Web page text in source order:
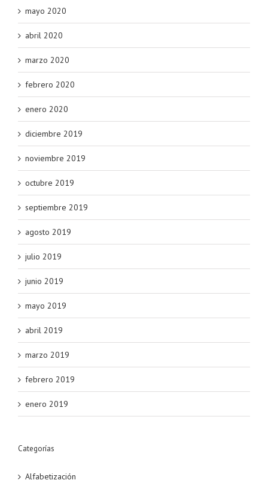
mayo 2020
abril 2020
marzo 2020
febrero 2020
enero 2020
diciembre 2019
noviembre 2019
octubre 2019
septiembre 2019
agosto 2019
julio 2019
junio 2019
mayo 2019
abril 2019
marzo 2019
febrero 2019
enero 2019
Categorías
Alfabetización